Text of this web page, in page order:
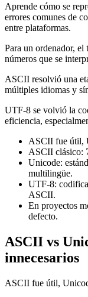
Aprende cómo se
errores comunes de
entre plataformas.
Para un ordenador,
números que se
ASCII resolvió una
múltiples idiomas y
UTF-8 se volvió la
eficiencia,
ASCII fue útil,
ASCII clásico:
Unicode:
multilingüe.
UTF-8:
ASCII.
En proyectos
defecto.
ASCII vs
innecesarios
ASCII fue útil,